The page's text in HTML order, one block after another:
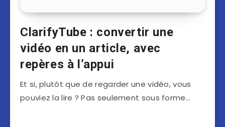
ClarifyTube : convertir une
vidéo en un article, avec
repères à l’appui
Et si, plutôt que de regarder une vidéo, vous
pouviez la lire ? Pas seulement sous forme…